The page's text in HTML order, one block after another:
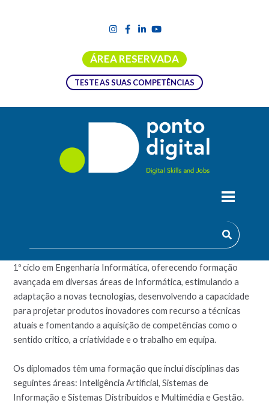
ÁREA RESERVADA
TESTE AS SUAS COMPETÊNCIAS
1º ciclo em Engenharia Informática, oferecendo formação
avançada em diversas áreas de Informática, estimulando a
adaptação a novas tecnologias, desenvolvendo a capacidade
para projetar produtos inovadores com recurso a técnicas
atuais e fomentando a aquisição de competências como o
sentido critico, a criatividade e o trabalho em equipa.
Os diplomados têm uma formação que incluí disciplinas das
seguintes áreas: Inteligência Artificial, Sistemas de
Informação e Sistemas Distribuídos e Multimédia e Gestão.